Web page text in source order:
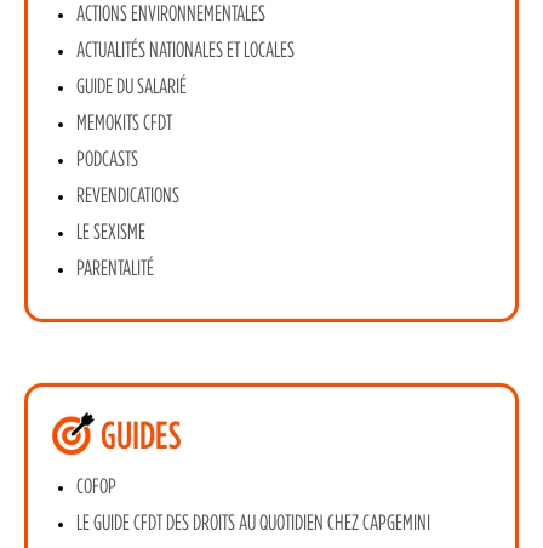
ACTIONS ENVIRONNEMENTALES
ACTUALITÉS NATIONALES ET LOCALES
GUIDE DU SALARIÉ
MEMOKITS CFDT
PODCASTS
REVENDICATIONS
LE SEXISME
PARENTALITÉ
GUIDES
COFOP
LE GUIDE CFDT DES DROITS AU QUOTIDIEN CHEZ CAPGEMINI